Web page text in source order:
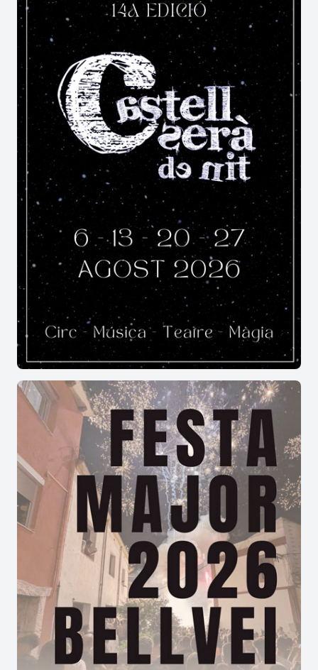
associatiu del municipi.
Per què visitar la Festa Major de
Bescanó?
La Festa Major de Bescanó és una oportunitat
per descobrir una celebració que combina
història, cultura popular i participació ciutadana.
La implicació de les entitats locals, la varietat
d'actes programats i la presència de tradicions
com les matinades, els gegants o la mostra
d'artesania converteixen la Festa Major de
Bescanó en una cita destacada dins del calendari
festiu del Gironès.
Quan se celebra la Festa Major de
Bescanó?
La Festa Major de Bescanó té lloc habitualment
al voltant de la festivitat de
Sant Llorenç
, durant
el mes d'agost.
Quins actes són els més representatius
de la Festa Major de Bescanó?
Entre els actes més destacats hi ha elpregó , la
missa solemne de Sant Llorenç, laballada de
gegants
, lesmatinades , laMostra d'Artesania,
els concerts, els balls de festa major i el
tradicional concurs de pesca , que formen part de
la identitat de la Festa Major de Bescanó.